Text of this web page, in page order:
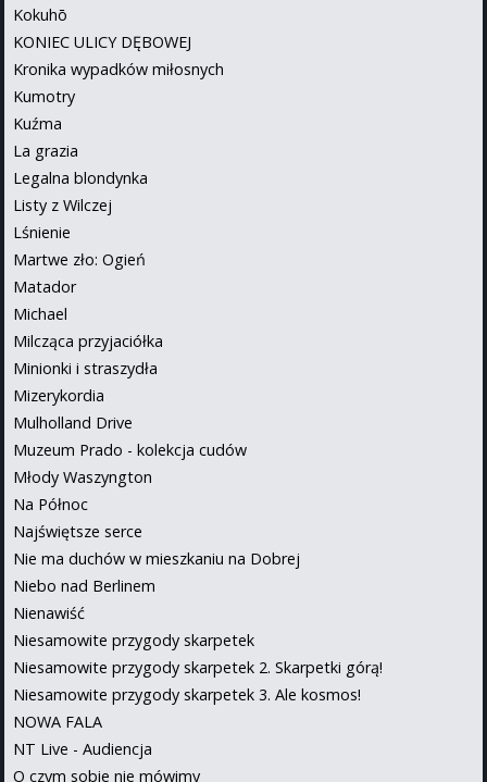
Kokuhō
KONIEC ULICY DĘBOWEJ
Kronika wypadków miłosnych
Kumotry
Kuźma
La grazia
Legalna blondynka
Listy z Wilczej
Lśnienie
Martwe zło: Ogień
Matador
Michael
Milcząca przyjaciółka
Minionki i straszydła
Mizerykordia
Mulholland Drive
Muzeum Prado - kolekcja cudów
Młody Waszyngton
Na Północ
Najświętsze serce
Nie ma duchów w mieszkaniu na Dobrej
Niebo nad Berlinem
Nienawiść
Niesamowite przygody skarpetek
Niesamowite przygody skarpetek 2. Skarpetki górą!
Niesamowite przygody skarpetek 3. Ale kosmos!
NOWA FALA
NT Live - Audiencja
O czym sobie nie mówimy